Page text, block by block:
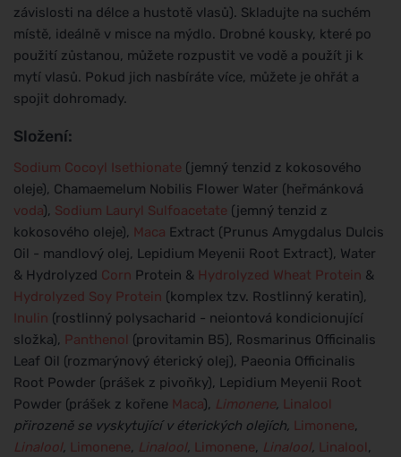
závislosti na délce a hustotě vlasů). Skladujte na suchém
místě, ideálně v misce na mýdlo. Drobné kousky, které po
použití zůstanou, můžete rozpustit ve vodě a použít ji k
mytí vlasů. Pokud jich nasbíráte více, můžete je ohřát a
spojit dohromady.
Složení:
Sodium Cocoyl Isethionate (jemný tenzid z kokosového
oleje), Chamaemelum Nobilis Flower Water (heřmánková
voda), Sodium Lauryl Sulfoacetate (jemný tenzid z
kokosového oleje), Maca Extract (Prunus Amygdalus Dulcis
Oil - mandlový olej, Lepidium Meyenii Root Extract), Water
& Hydrolyzed Corn Protein & Hydrolyzed Wheat Protein &
Hydrolyzed Soy Protein (komplex tzv. Rostlinný keratin),
Inulin (rostlinný polysacharid - neiontová kondicionující
složka), Panthenol (provitamin B5), Rosmarinus Officinalis
Leaf Oil (rozmarýnový éterický olej), Paeonia Officinalis
Root Powder (prášek z pivoňky), Lepidium Meyenii Root
Powder (prášek z kořene Maca), Limonene, Linalool
přirozeně se vyskytující v éterických olejích, Limonene,
Linalool, Limonene, Linalool, Limonene, Linalool, Linalool,